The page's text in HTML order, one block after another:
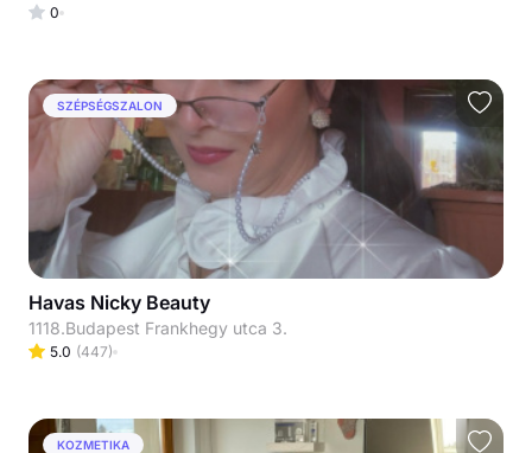
0
SZÉPSÉGSZALON
Havas Nicky Beauty
1118.Budapest Frankhegy utca 3.
5.0 (447)
KOZMETIKA